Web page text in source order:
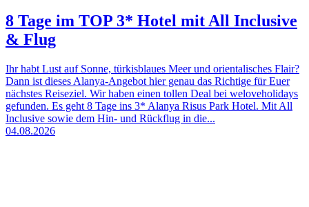
8 Tage im TOP 3* Hotel mit All Inclusive
& Flug
Ihr habt Lust auf Sonne, türkisblaues Meer und orientalisches Flair?
Dann ist dieses Alanya-Angebot hier genau das Richtige für Euer
nächstes Reiseziel. Wir haben einen tollen Deal bei weloveholidays
gefunden. Es geht 8 Tage ins 3* Alanya Risus Park Hotel. Mit All
Inclusive sowie dem Hin- und Rückflug in die...
04.08.2026